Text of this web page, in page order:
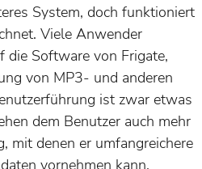
System, doch funktioniert
Viele Anwender
die Software von Frigate,
von MP3- und anderen
ist zwar etwas
dem Benutzer auch mehr
mit denen er umfangreichere
vornehmen kann.